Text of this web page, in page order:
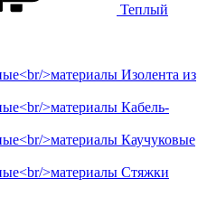
Теплый
Изолента из
Кабель-
Каучуковые
Стяжки